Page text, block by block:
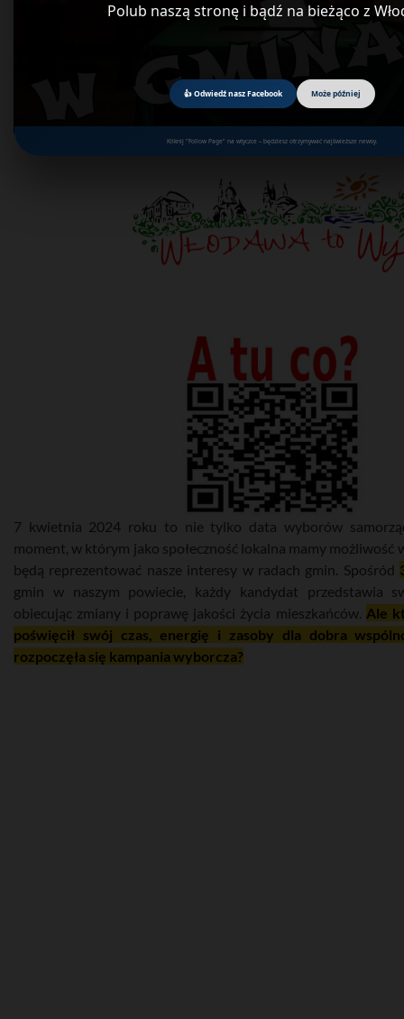
Polub naszą stronę i bądź na bieżąco z
👍 Odwiedź nasz Facebook Może później
Kliknij "Follow Page" na wtyczce – będziesz otrzymywać najświeższe newsy.
7 kwietnia 2024 roku to nie tylko data wyborów
moment, w którym jako społeczność lokalna mamy możliwość
będą reprezentować nasze interesy w radach gmin. Spośród
gmin w naszym powiecie, każdy kandydat przedstawia
obiecując zmiany i poprawę jakości życia mieszkańców. Ale
poświęcił swój czas, energię i zasoby dla dobra
rozpoczęła się kampania wyborcza?